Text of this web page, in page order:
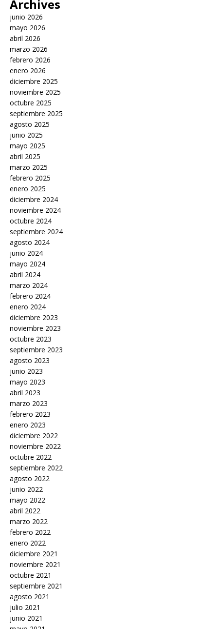
Archives
junio 2026
mayo 2026
abril 2026
marzo 2026
febrero 2026
enero 2026
diciembre 2025
noviembre 2025
octubre 2025
septiembre 2025
agosto 2025
junio 2025
mayo 2025
abril 2025
marzo 2025
febrero 2025
enero 2025
diciembre 2024
noviembre 2024
octubre 2024
septiembre 2024
agosto 2024
junio 2024
mayo 2024
abril 2024
marzo 2024
febrero 2024
enero 2024
diciembre 2023
noviembre 2023
octubre 2023
septiembre 2023
agosto 2023
junio 2023
mayo 2023
abril 2023
marzo 2023
febrero 2023
enero 2023
diciembre 2022
noviembre 2022
octubre 2022
septiembre 2022
agosto 2022
junio 2022
mayo 2022
abril 2022
marzo 2022
febrero 2022
enero 2022
diciembre 2021
noviembre 2021
octubre 2021
septiembre 2021
agosto 2021
julio 2021
junio 2021